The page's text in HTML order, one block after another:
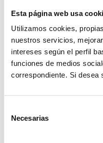
Esta página web usa
Utilizamos cookies,
nuestros servicios,
intereses según el perfil
funciones de medios
correspondiente. Si
Necesarias
Contacto
Encuentre